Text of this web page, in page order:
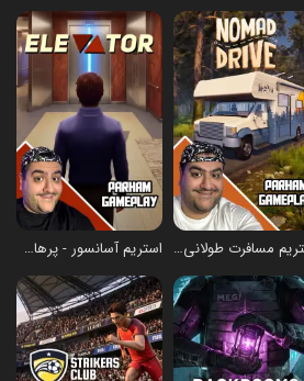
استریم مسافرت طولانی: سفر کوچ‌نشین - پرهام گیم پلی استریم آسانسور - پرهام گیم پلی